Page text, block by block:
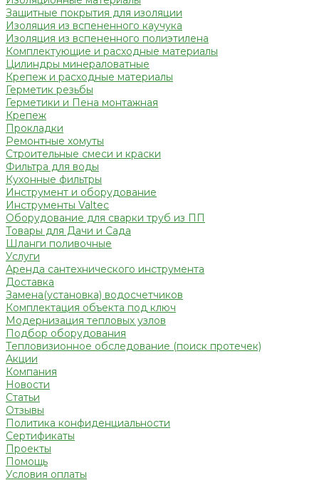
Защитные покрытия для изоляции
Изоляция из вспененного каучука
Изоляция из вспененного полиэтилена
Комплектующие и расходные материалы
Цилиндры минераловатные
Крепеж и расходные материалы
Герметик резьбы
Герметики и Пена монтажная
Крепеж
Прокладки
Ремонтные хомуты
Строительные смеси и краски
Фильтра для воды
Кухонные фильтры
Инструмент и оборудование
Инструменты Valtec
Оборудование для сварки труб из ПП
Товары для Дачи и Сада
Шланги поливочные
Услуги
Аренда сантехнического инструмента
Доставка
Замена(установка) водосчетчиков
Комплектация объекта под ключ
Модернизация тепловых узлов
Подбор оборудования
Тепловизионное обследование (поиск протечек)
Акции
Компания
Новости
Статьи
Отзывы
Политика конфиденциальности
Сертификаты
Проекты
Помощь
Условия оплаты